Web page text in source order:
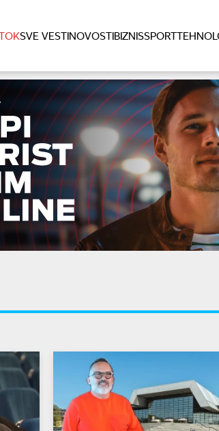
SVE VESTINOVOSTIBIZNISSPORT